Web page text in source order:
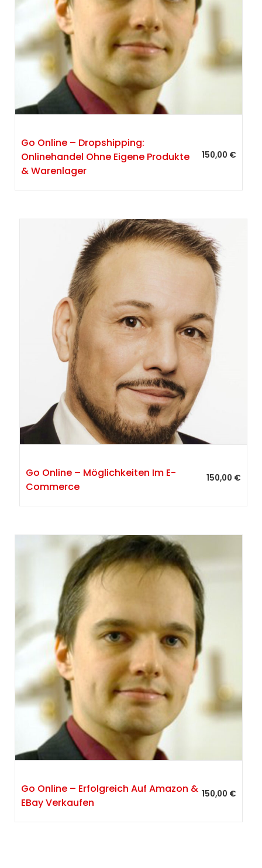
Go Online – Dropshipping:
Onlinehandel Ohne Eigene Produkte
& Warenlager
150,00 €
Go Online – Möglichkeiten Im E-
Commerce
150,00 €
Go Online – Erfolgreich Auf Amazon &
EBay Verkaufen
150,00 €